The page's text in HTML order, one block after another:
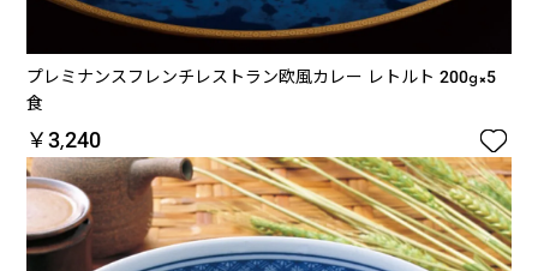
プレミナンスフレンチレストラン欧風カレー レトルト 200g×5
食
￥3,240 